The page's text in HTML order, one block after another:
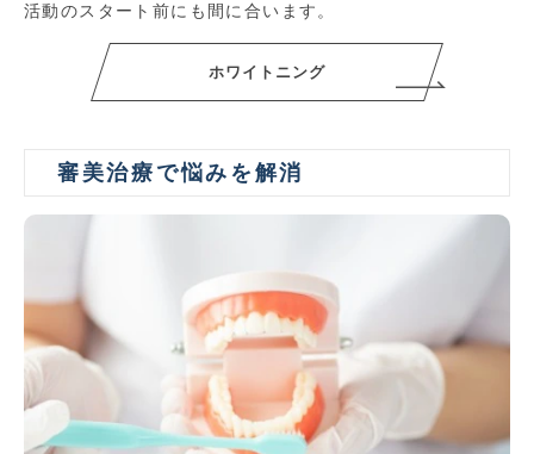
活動のスタート前にも間に合います。
ホワイトニング
審美治療で悩みを解消